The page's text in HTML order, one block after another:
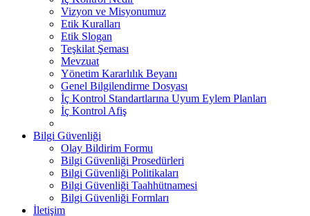
Vizyon ve Misyonumuz
Etik Kuralları
Etik Slogan
Teşkilat Şeması
Mevzuat
Yönetim Kararlılık Beyanı
Genel Bilgilendirme Dosyası
İç Kontrol Standartlarına Uyum Eylem Planları
İç Kontrol Afiş
Bilgi Güvenliği
Olay Bildirim Formu
Bilgi Güvenliği Prosedürleri
Bilgi Güvenliği Politikaları
Bilgi Güvenliği Taahhütnamesi
Bilgi Güvenliği Formları
İletişim